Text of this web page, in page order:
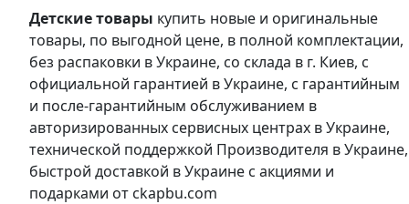
Детские товары купить новые и оригинальные
товары, по выгодной цене, в полной комплектации,
без распаковки в Украине, со склада в г. Киев, с
официальной гарантией в Украине, с гарантийным
и после-гарантийным обслуживанием в
авторизированных сервисных центрах в Украине,
технической поддержкой Производителя в Украине,
быстрой доставкой в Украине с акциями и
подарками от ckapbu.com